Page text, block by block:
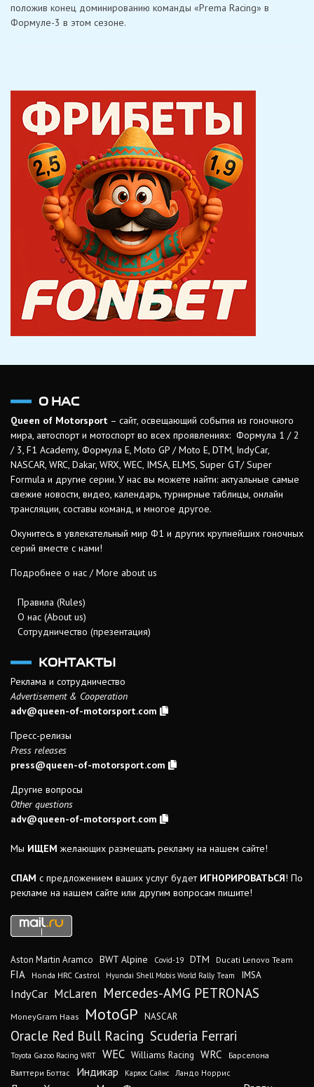
в
Австрии,
положив конец доминированию команды «Prema Racing» в
Формуле-3 в этом сезоне.
О НАС
Queen of Motorsport – сайт, освещающий события из гоночного
мира, автоспорт и мотоспорт во всех проявлениях: Формула 1 / 2
/ 3, F1 Academy, Формула Е, Moto GP / Moto E, DTM, IndyCar,
NASCAR, WRC, Dakar, WRX, WEC, IMSA, ELMS, Super GT/ Super
Formula и другие серии. У нас вы можете найти: актуальные самые
свежие новости, видео, календарь, турнирные таблицы, онлайн
трансляции, составы команд, и многое другое.
Окунитесь в увлекательный мир Ф1 и других крупнейших гоночных
серий вместе с нами!
Подробнее о нас / More about us
Правила (Rules)
О нас (About us)
Сотрудничество (презентация)
КОНТАКТЫ
Реклама и сотрудничество
Advertisement & Cooperation
adv@queen-of-motorsport.com
Пресс-релизы
Press releases
press@queen-of-motorsport.com
Другие вопросы
Other questions
adv@queen-of-motorsport.com
Мы ИЩЕМ желающих размещать рекламу на нашем сайте!
СПАМ с предложением ваших услуг будет ИГНОРИРОВАТЬСЯ! По
рекламе на нашем сайте или другим вопросам пишите!
Aston Martin Aramco BWT Alpine Covid-19 DTM Ducati Lenovo Team
FIA Honda HRC Castrol Hyundai Shell Mobis World Rally Team IMSA
IndyCar McLaren Mercedes-AMG PETRONAS
MoneyGram Haas MotoGP NASCAR
Oracle Red Bull Racing Scuderia Ferrari
Toyota Gazoo Racing WRT WEC Williams Racing WRC
Барселона
Валттери Боттас
Индикар Карлос Сайнс Ландо Норрис